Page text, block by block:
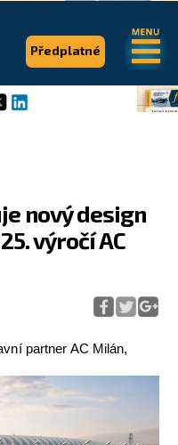
nový design
výročí AC
partner AC Milán,
Předplatné
.